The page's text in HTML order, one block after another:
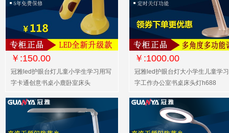
￥:150.00
冠雅led护眼台灯儿童小学生学习用写
字卡通创意书桌小鹿卧室床头
￥:1000.00
冠雅led护眼台灯大小学生儿童学
字工作办公室书桌床头灯h688